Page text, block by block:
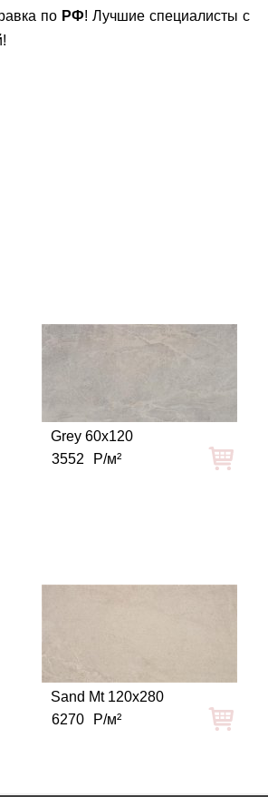
по РФ! Лучшие специалисты с
Grey 60x120
3552
Р/м²
Sand Mt 120x280
6270
Р/м²